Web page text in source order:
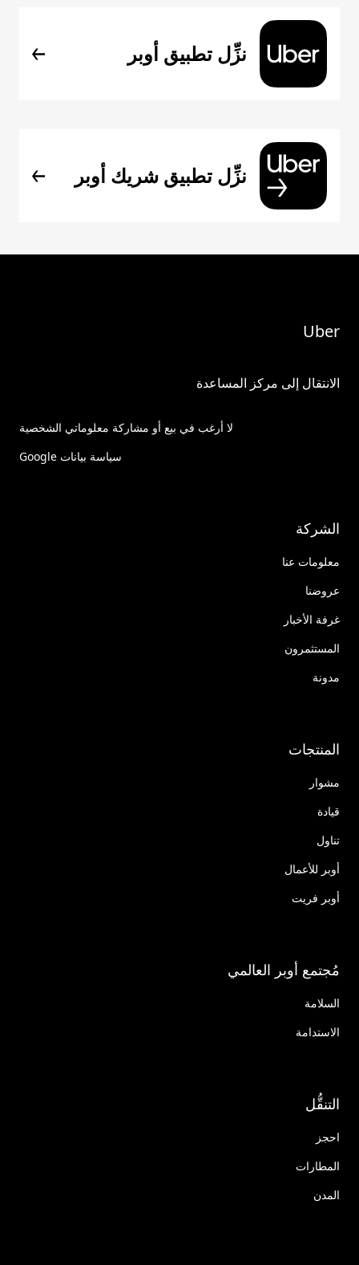
نزِّل تطبيق أوبر
نزِّل تطبيق شريك أوبر
Uber
الانتقال إلى مركز المساعدة
لا أرغب في بيع أو مشاركة معلوماتي الشخصية
سياسة بيانات Google
الشركة
معلومات عنا
عروضنا
غرفة الأخبار
المستثمرون
مدونة
المنتجات
مشوار
قيادة
تناول
أوبر للأعمال
أوبر فريت
مُجتمع أوبر العالمي
السلامة
الاستدامة
التنقُّل
احجز
المطارات
المدن